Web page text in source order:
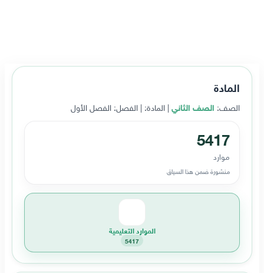
المادة
الصف: الصف الثاني | المادة: | الفصل: الفصل الأول
5417
موارد
منشورة ضمن هذا السياق
الموارد التعليمية
5417